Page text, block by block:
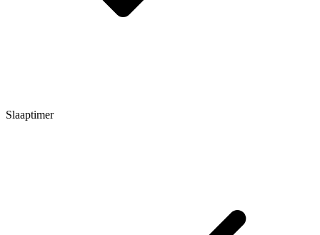
Slaaptimer